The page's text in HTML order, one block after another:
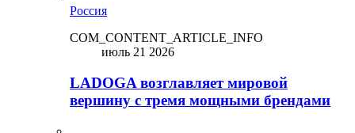
Россия
COM_CONTENT_ARTICLE_INFO
июль 21 2026
LADOGA возглавляет мировой
вершину с тремя мощными брендами